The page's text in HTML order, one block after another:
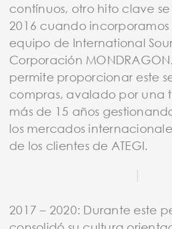
contínuos, otro hito clave
2016 cuando incorporamos
equipo de International
Corporación
permite proporcionar este
compras, avalado por una
más de 15 años
los mercados
de los clientes de ATEGI.
2017 – 2020: Durante este